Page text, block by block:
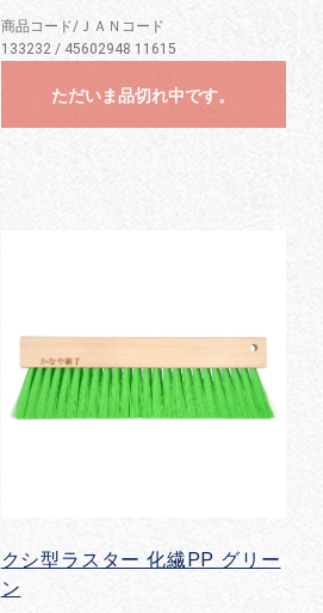
商品コード/ＪＡＮコード
133232 / 45602948 11615
ただいま品切れ中です。
クシ型ラスター 化繊PP グリー
ン